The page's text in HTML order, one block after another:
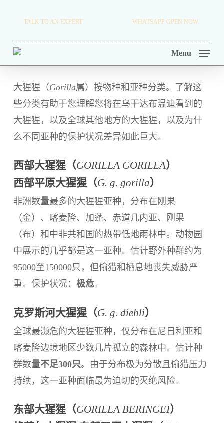
main
content
TALK TO AN EXPERT WHATSAPP OPEN NOW.
Menu
大猩猩（Gorilla属）按物种和亚种分类。了解这
些分类有助于您理解您将在乌干达布温迪看到的
大猩猩，以及全球其他地方的大猩猩，以及为什
么不同亚种的保护状况差异如此巨大。
西部大猩猩（GORILLA GORILLA）
西部平原大猩猩（G. g. gorilla）
非洲数量最多的大猩猩亚种，分布在刚果
（金）、喀麦隆、加蓬、赤道几内亚、刚果
（布）和中非共和国的热带低地雨林中。动物园
中展示的几乎都是这一亚种。估计野外种群约为
95000至150000只，但偷猎和栖息地丧失威胁严
重。保护状况： 极危。
克罗斯河大猩猩（G. g. diehli）
全球最濒危的大猩猩亚种，仅分布在尼日利亚和
喀麦隆边境地区少数几片孤立的森林中。估计种
群数量不足300只。由于分布极为分散且偷猎压力
持续，这一亚种面临最为迫切的灭绝风险。
东部大猩猩（GORILLA BERINGEI）